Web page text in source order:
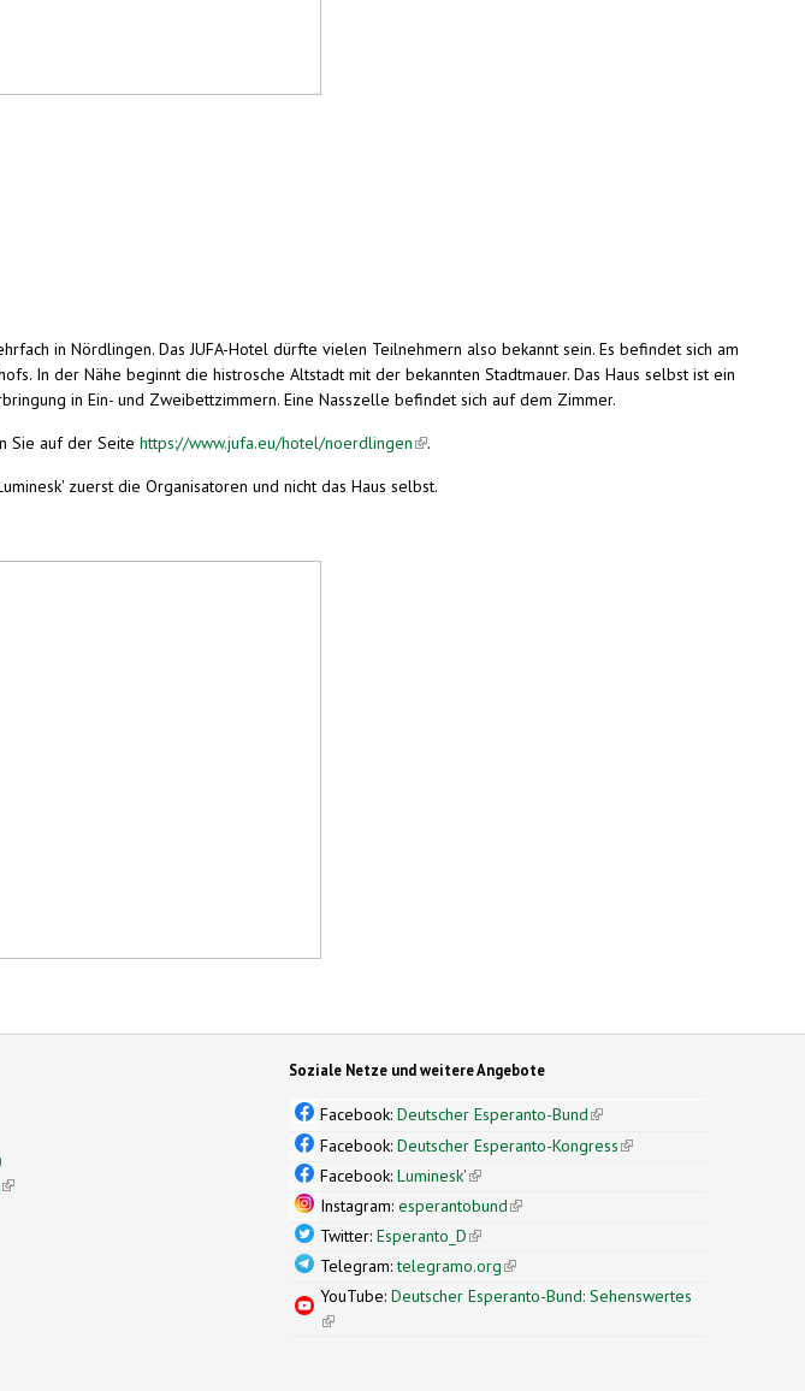
in Nördlingen. Das JUFA-Hotel dürfte vielen Teilnehmern also bekannt sein. Es befindet sich am
In der Nähe beginnt die histrosche Altstadt mit der bekannten Stadtmauer. Das Haus selbst ist ein
in Ein- und Zweibettzimmern. Eine Nasszelle befindet sich auf dem Zimmer.
Sie auf der Seite https://www.jufa.eu/hotel/noerdlingen(link is external)
.
zuerst die Organisatoren und nicht das Haus selbst.
(link is external)
Soziale Netze und weitere Angebote
Facebook:Deutscher Esperanto-Bund(link is external)
Facebook:Deutscher Esperanto-Kongress(link is external)
Facebook:Luminesk'(link is external)
Instagram:esperantobund(link is external)
Twitter:Esperanto_D(link is external)
Telegram:telegramo.org(link is external)
YouTube:Deutscher Esperanto-Bund: Sehenswertes
(link is external)